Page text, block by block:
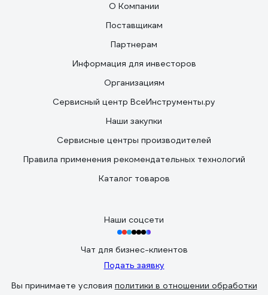
О Компании
Поставщикам
Партнерам
Информация для инвесторов
Организациям
Сервисный центр ВсеИнструменты.ру
Наши закупки
Сервисные центры производителей
Правила применения рекомендательных технологий
Каталог товаров
Наши соцсети
Чат для бизнес-клиентов
Подать заявку
Вы принимаете условия политики в отношении обработки